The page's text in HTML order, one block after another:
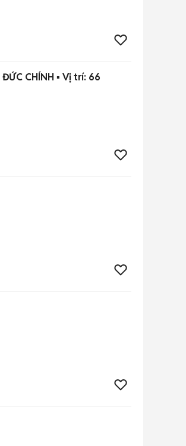
🏢 CHO THUÊ VĂN PHÒNG TRUNG TÂM QUẬN 1 – 66 PHÓ ĐỨC CHÍNH ▪️ Vị trí: 66